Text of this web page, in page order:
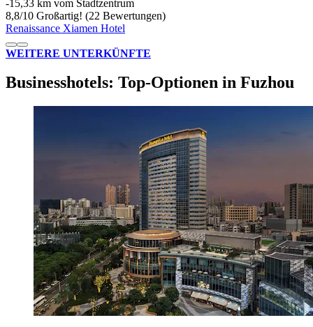
‐15,33 km vom Stadtzentrum
8,8/10 Großartig! (22 Bewertungen)
Renaissance Xiamen Hotel
WEITERE UNTERKÜNFTE
Businesshotels: Top-Optionen in Fuzhou